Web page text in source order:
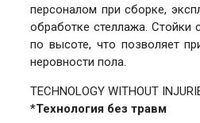
персоналом при сборке,
обработке стеллажа. Стойки
по высоте, что позволяет
неровности пола.
TECHNOLOGY WITHOUT
*Технология без травм